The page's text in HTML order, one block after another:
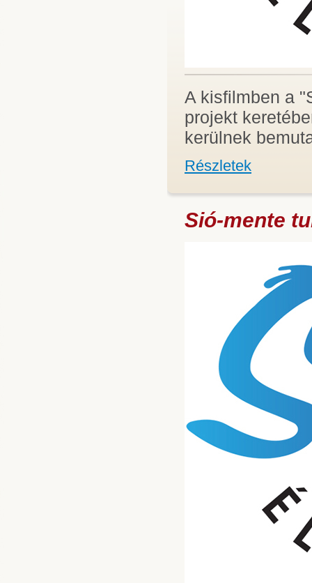
A kisfilmben a
projekt
kerülnek
Részletek
Sió-mente